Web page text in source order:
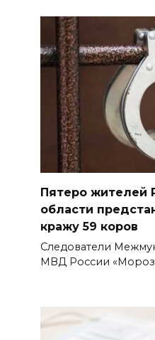
Пятеро жителей
области
кражу 59 коров
Следователи
МВД России